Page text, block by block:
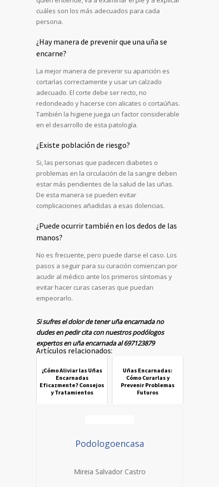
cuáles son los más adecuados para cada
persona.
¿Hay manera de prevenir que una uña se
encarne?
La mejor manera de prevenir su aparición es
cortarlas correctamente y usar un calzado
adecuado. El corte debe ser recto, no
redondeado y hacerse con alicates o cortaúñas.
También la higiene juega un factor considerable
en el desarrollo de esta patología.
¿Existe población de riesgo?
Si, las personas que padecen diabetes o
problemas en la circulación de la sangre deben
estar más pendientes de la salud de las uñas.
De esta manera se pueden evitar
complicaciones añadidas a esas dolencias.
¿Puede ocurrir también en los dedos de las
manos?
No es frecuente, pero puede darse el caso. Los
pasos a seguir para su curación comienzan por
acudir al médico ante los primeros síntomas y
evitar hacer curas caseras que puedan
empeorarlo.
Si sufres el dolor de tener uña encarnada no
dudes en pedir cita con nuestros podólogos
expertos en uña encarnada al 697123879
Artículos relacionados:
¿Cómo Aliviar las Uñas
Encarnadas
Eficazmente? Consejos
y Tratamientos
Uñas Encarnadas:
Cómo Curarlas y
Prevenir Problemas
Futuros
Podologoencasa
Mireia Salvador Castro